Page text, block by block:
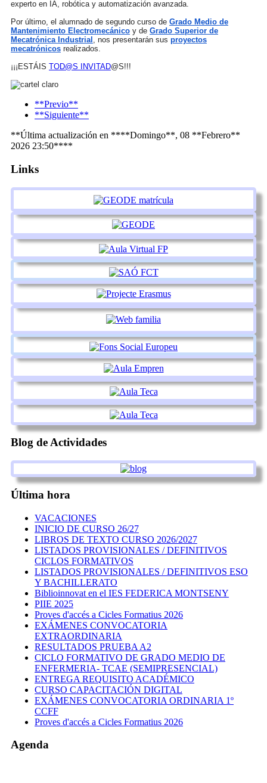
experto en IA, robótica y automatización avanzada.
Por último, el alumnado de segundo curso de Grado Medio de
Mantenimiento Electromecánico y de Grado Superior de
Mecatrónica Industrial , nos presentarán sus proyectos
mecatrónicos realizados.
¡¡¡ESTÁIS TOD@S INVITAD@S!!!
**Previo**
**Siguiente**
**Última actualización en ****Domingo**, 08 **Febrero**
2026 23:50****
Links
Blog de Actividades
Última hora
VACACIONES
INICIO DE CURSO 26/27
LIBROS DE TEXTO CURSO 2026/2027
LISTADOS PROVISIONALES / DEFINITIVOS
CICLOS FORMATIVOS
LISTADOS PROVISIONALES / DEFINITIVOS ESO
Y BACHILLERATO
Biblioinnovat en el IES FEDERICA MONTSENY
PIIE 2025
Proves d'accés a Cicles Formatius 2026
EXÁMENES CONVOCATORIA
EXTRAORDINARIA
RESULTADOS PRUEBA A2
CICLO FORMATIVO DE GRADO MEDIO DE
ENFERMERIA- TCAE (SEMIPRESENCIAL)
ENTREGA REQUISITO ACADÉMICO
CURSO CAPACITACIÓN DIGITAL
EXÁMENES CONVOCATORIA ORDINARIA 1º
CCFF
Proves d'accés a Cicles Formatius 2026
Agenda